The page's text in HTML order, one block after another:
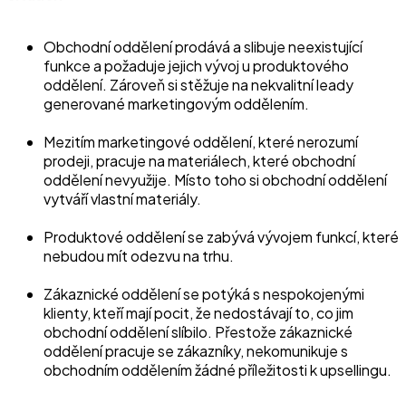
Obchodní oddělení prodává a slibuje neexistující
funkce a požaduje jejich vývoj u produktového
oddělení. Zároveň si stěžuje na nekvalitní leady
generované marketingovým oddělením.
Mezitím marketingové oddělení, které nerozumí
prodeji, pracuje na materiálech, které obchodní
oddělení nevyužije. Místo toho si obchodní oddělení
vytváří vlastní materiály.
Produktové oddělení se zabývá vývojem funkcí, které
nebudou mít odezvu na trhu.
Zákaznické oddělení se potýká s nespokojenými
klienty, kteří mají pocit, že nedostávají to, co jim
obchodní oddělení slíbilo. Přestože zákaznické
oddělení pracuje se zákazníky, nekomunikuje s
obchodním oddělením žádné příležitosti k upsellingu.